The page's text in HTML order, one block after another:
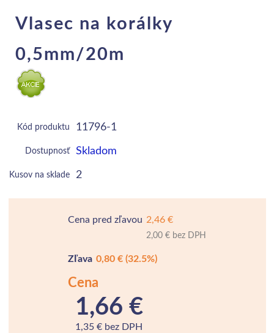
Vlasec na korálky
0,5mm/20m
Kód produktu 11796-1
Dostupnosť Skladom
Kusov na sklade 2
Cena pred zľavou 2,46 €
2,00 € bez DPH
Zľava 0,80 € (32.5%)
Cena
1,66 €
1,35 € bez DPH